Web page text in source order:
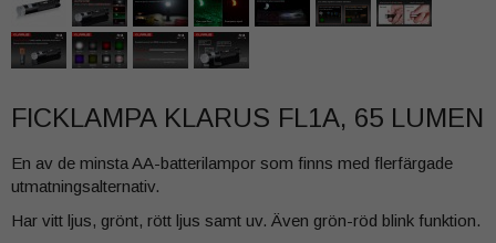
FICKLAMPA KLARUS FL1A, 65 LUMEN
En av de minsta AA-batterilampor som finns med flerfärgade
utmatningsalternativ.
Har vitt ljus, grönt, rött ljus samt uv. Även grön-röd blink funktion.